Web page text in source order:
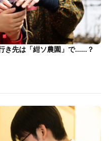
き先は「紺ソ農園」で……？